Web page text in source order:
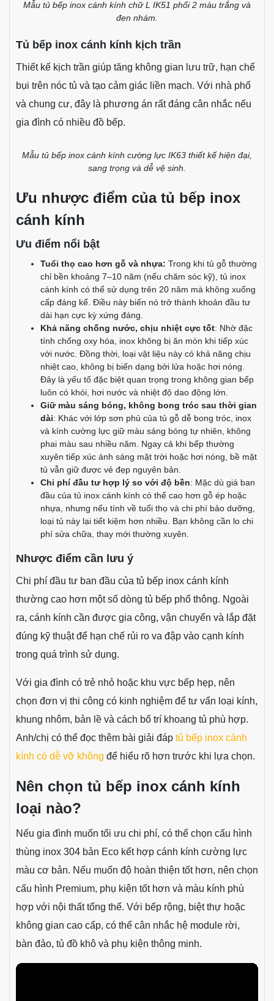
Mẫu tủ bếp inox cánh kính chữ L IK51 phối 2 màu trắng và
đen nhám.
Tủ bếp inox cánh kính kịch trần
Thiết kế kịch trần giúp tăng không gian lưu trữ, hạn chế
bụi trên nóc tủ và tạo cảm giác liền mạch. Với nhà phố
và chung cư, đây là phương án rất đáng cân nhắc nếu
gia đình có nhiều đồ bếp.
Mẫu tủ bếp inox cánh kính cường lực IK63 thiết kế hiện đại,
sang trọng và dễ vệ sinh.
Ưu nhược điểm của tủ bếp inox
cánh kính
Ưu điểm nổi bật
Tuổi thọ cao hơn gỗ và nhựa:Trong khi tủ gỗ thường
chỉ bền khoảng 7–10 năm (nếu chăm sóc kỹ), tủ inox
cánh kính có thể sử dụng trên 20 năm mà không xuống
cấp đáng kể. Điều này biến nó trở thành khoản đầu tư
dài hạn cực kỳ xứng đáng.
Khả năng chống nước, chịu nhiệt cực tốt: Nhờ đặc
tính chống oxy hóa, inox không bị ăn mòn khi tiếp xúc
với nước. Đồng thời, loại vật liệu này có khả năng chịu
Đây là yếu tố đặc biệt quan trọng trong không gian bếp
Giữ màu sáng bóng, không bong tróc sau thời gian
dài: Khác với lớp sơn phủ của tủ gỗ dễ bong tróc, inox
và kính cường lực giữ màu sáng bóng tự nhiên, không
phai màu sau nhiều năm. Ngay cả khi bếp thường
xuyên tiếp xúc ánh sáng mặt trời hoặc hơi nóng, bề mặt
Chi phí đầu tư hợp lý so với độ bền
nhựa, nhưng nếu tính về tuổi thọ và chi phí bảo dưỡng,
loại tủ này lại tiết kiệm hơn nhiều. Bạn không cần lo chi
Nhược điểm cần lưu ý
Chi phí đầu tư ban đầu của tủ bếp inox cánh kính
ra, cánh kính cần được gia công, vận chuyển và lắp đặt
đúng kỹ thuật để hạn chế rủi ro va đập vào cạnh kính
trong quá trình sử dụng.
Với gia đình có trẻ nhỏ hoặc khu vực bếp hẹp, nên
chọn đơn vị thi công có kinh nghiệm để tư vấn loại kính,
khung nhôm, bản lề và cách bố trí khoang tủ phù hợp.
Anh/chị có thể đọc thêm bài giải đáp
tủ bếp inox cánh
kính có dễ vỡ không
để hiểu rõ hơn trước khi lựa chọn.
Nên chọn tủ bếp inox cánh kính